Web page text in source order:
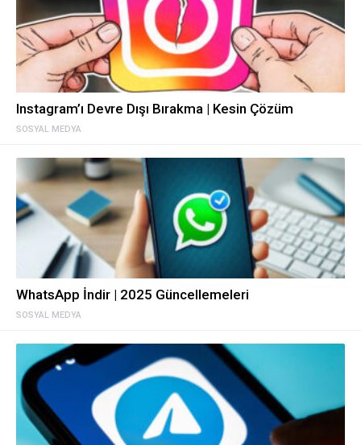
SOSYAL MEDYA
Instagram’ı Devre Dışı Bırakma | Kesin Çözüm
SOSYAL MEDYA
WhatsApp İndir | 2025 Güncellemeleri